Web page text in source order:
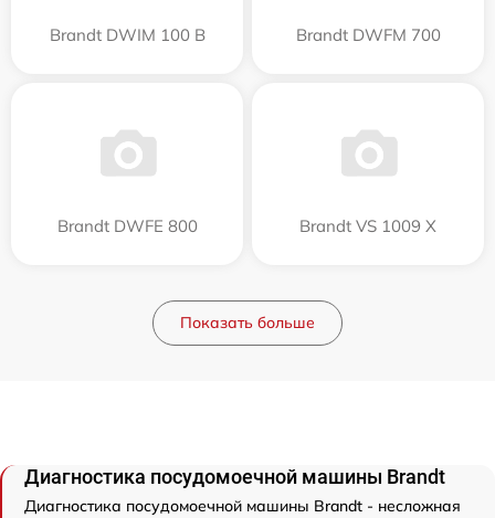
Brandt DWIM 100 B Brandt DWFM 700
Brandt DWFE 800 Brandt VS 1009 X
Показать больше
Диагностика посудомоечной машины Brandt
Диагностика посудомоечной машины Brandt - несложная